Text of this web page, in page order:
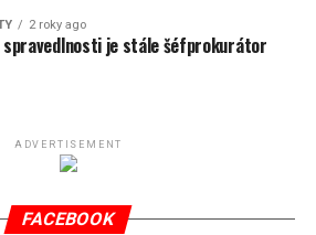
pokrývá 7 % polské energetické
těžby hnědého uhlí pro
se stížnostmi českých samospráv
soudkyně Rosario Silva de Lapureta
proto na žádost
2 roky ago
je stále šéfprokurátor
ADVERTISEMENT
FACEBOOK